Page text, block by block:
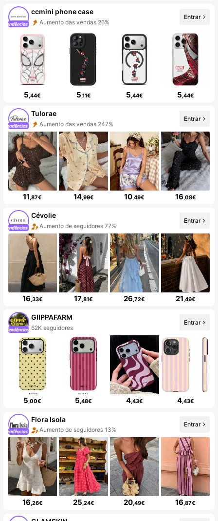
ccmini phone case
Aumento das vendas 26%
Entrar
5,44€ 5,11€ 5,44€ 5,44€
Tulorae
Aumento das vendas 247%
Entrar
11,87€ 14,99€ 10,49€ 16,08€
Cévolie
Aumento de seguidores 77%
Entrar
16,33€ 17,81€ 26,72€ 21,49€
GIIPPAFARM
62K seguidores
Entrar
5,00€ 5,48€ 4,43€ 4,43€
Flora Isola
Aumento de seguidores 13%
Entrar
16,26€ 25,24€ 20,49€ 16,87€